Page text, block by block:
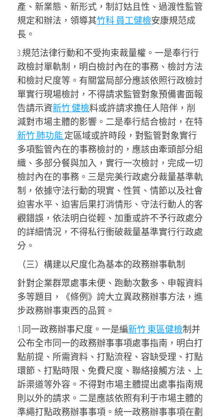
產、新業態、新形式，制訂姑且性、過渡性監管
規定和辦法，領導其竹科 員工健檢安康規范成
長。
3.規范法律行動和不受拘束裁量權。一是奉行行
政檢討單軌制，明白檢討內在的事務、檢討方法
和檢討尺度等。有關當局部分應該依照行政檢討
單實行現場檢討，不得請求監管對象預備書面報
告請示資新竹 健檢料或許請求擔任人陪伴，削
減對市場主體的影響。二是奉行結合檢討，在特
新竹 肺功能定區域或許時段，對監管對象實行
多項監管內在的事務檢討的，應該由牽頭部分組
織、多部分餐與加入，實行一次檢討，完成一切
檢討內在的事務。三是完美行政處分裁量基準軌
制，依據守法行動的現實、性質、情節以及社會
迫害水平、迫害后果打消情形、守法行動人的客
觀錯誤，依法明白從輕、加重或許不予行政處分
的詳細情況，不得私行衝破裁量基準實行行政處
分。
（三）構建以尺度化為基本的政務辦事軌制
針對企業群眾處事未便、跑動次數多、申報資料
多等題目，《條例》誇大立異政務辦事方法，進
步政務辦事東西的品質。
1.同一政務辦事尺度。一是編新竹 東區健檢制并
公布全市同一的政務辦事事項處事指南，明白打
點前提、所需資料、打點流程、容缺受理、打點
環節、打點時限、免費尺度、聯絡接觸方法、上
訴渠道等外容。不得對市場主體提出處事指南規
則以外的請求。二是應該依照有利于市場主體的
準繩打點政務辦事事項。統一政務辦事事項在劃